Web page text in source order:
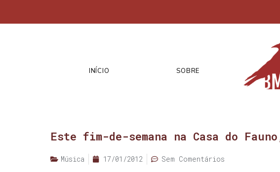
INÍCIO SOBRE
Este fim-de-semana na Casa do
Música 17/01/2012 Sem Comentários